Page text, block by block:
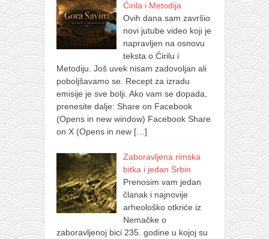
Ćirila i Metodija
Ovih dana sam završio
novi jutube video koji je
napravljen na osnovu
teksta o Ćirilu i
Metodiju. Još uvek nisam zadovoljan ali
poboljšavamo se. Recept za izradu
emisije je sve bolji. Ako vam se dopada,
prenesite dalje: Share on Facebook
(Opens in new window) Facebook Share
on X (Opens in new […]
Zaboravljena rimska
bitka i jedan Srbin
Prenosim vam jedan
članak i najnovije
arheološko otkriće iz
Nemačke o
zaboravljenoj bici 235. godine u kojoj su